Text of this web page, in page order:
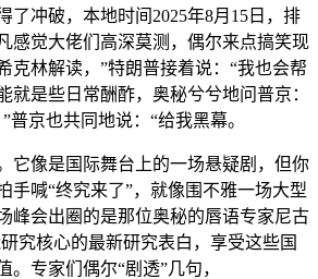
了冲破，本地时间2025年8月15日，排
感觉大佬们高深莫测，偶尔来点搞笑现
克林解读，”特朗普接着说：“我也会帮
就是些日常酬酢，奥秘兮兮地问普京：
普京也共同地说：“给我黑幕。
像是国际舞台上的一场悬疑剧，但你
手喊“终究来了”，就像围不雅一场大型
峰会出圈的是那位奥秘的唇语专家尼古
究核心的最新研究表白，享受这些国
。专家们偶尔“剧透”几句，